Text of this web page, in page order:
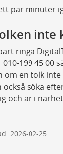
par minuter
inte
ringa
199 45 00
om en tolk
också söka
och är i
2026-02-25